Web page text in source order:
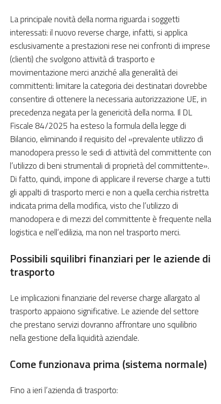
La principale novità della norma riguarda i soggetti
interessati: il nuovo reverse charge, infatti, si applica
esclusivamente a prestazioni rese nei confronti di imprese
(clienti) che svolgono attività di trasporto e
movimentazione merci anziché alla generalità dei
committenti: limitare la categoria dei destinatari dovrebbe
consentire di ottenere la necessaria autorizzazione UE, in
precedenza negata per la genericità della norma. Il DL
Fiscale 84/2025 ha esteso la formula della legge di
Bilancio, eliminando il requisito del «prevalente utilizzo di
manodopera presso le sedi di attività del committente con
l’utilizzo di beni strumentali di proprietà del committente».
Di fatto, quindi, impone di applicare il reverse charge a tutti
gli appalti di trasporto merci e non a quella cerchia ristretta
indicata prima della modifica, visto che l’utilizzo di
manodopera e di mezzi del committente è frequente nella
logistica e nell’edilizia, ma non nel trasporto merci.
Possibili squilibri finanziari per le aziende di
trasporto
Le implicazioni finanziarie del reverse charge allargato al
trasporto appaiono significative. Le aziende del settore
che prestano servizi dovranno affrontare uno squilibrio
nella gestione della liquidità aziendale.
Come funzionava prima (sistema normale)
Fino a ieri l’azienda di trasporto: